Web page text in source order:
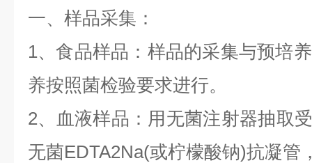
一、样品采集：
1、食品样品：样品的采集与预培
养按照菌检验要求进行。
2、血液样品：用无菌注射器抽取
无菌EDTA2Na(或柠檬酸钠)抗凝管